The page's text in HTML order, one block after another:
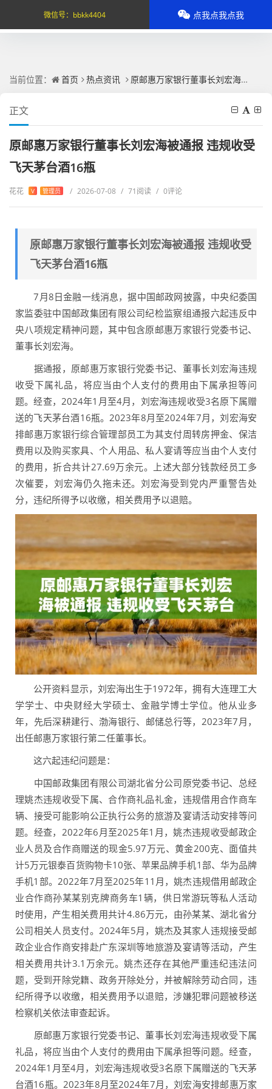
当前位置： 首页 热点资讯 原邮惠万家银行董事长刘宏海被通报 违规收受飞天茅台酒16瓶
正文
原邮惠万家银行董事长刘宏海被通报 违规收受
飞天茅台酒16瓶
花花 V 管理员 / 2026-07-08 / 71阅读 / 0评论
原邮惠万家银行董事长刘宏海被通报 违规收受
飞天茅台酒16瓶
7月8日金融一线消息，据中国邮政网披露，中央纪委国
家监委驻中国邮政集团有限公司纪检监察组通报六起违反中
央八项规定精神问题，其中包含原邮惠万家银行党委书记、
董事长刘宏海。
据通报，原邮惠万家银行党委书记、董事长刘宏海违规
收受下属礼品，将应当由个人支付的费用由下属承担等问
题。经查，2024年1月至4月，刘宏海违规收受3名原下属赠
送的飞天茅台酒16瓶。2023年8月至2024年7月，刘宏海安
排邮惠万家银行综合管理部员工为其支付周转房押金、保洁
费用以及购买家具、个人用品、私人宴请等应当由个人支付
的费用，折合共计27.69万余元。上述大部分钱款经员工多
次催要，刘宏海仍久拖未还。刘宏海受到党内严重警告处
分，违纪所得予以收缴，相关费用予以退赔。
公开资料显示，刘宏海出生于1972年，拥有大连理工大
学学士、中央财经大学硕士、金融学博士学位。他从业多
年，先后深耕建行、渤海银行、邮储总行等，2023年7月，
出任邮惠万家银行第二任董事长。
这六起违纪问题是：
中国邮政集团有限公司湖北省分公司原党委书记、总经
理姚杰违规收受下属、合作商礼品礼金，违规借用合作商车
辆、接受可能影响公正执行公务的旅游及宴请活动安排等问
题。经查，2022年6月至2025年1月，姚杰违规收受邮政企
业人员及合作商赠送的现金5.97万元、黄金200克、面值共
计5万元银泰百货购物卡10张、苹果品牌手机1部、华为品牌
手机1部。2022年7月至2025年11月，姚杰违规借用邮政企
业合作商孙某某别克牌商务车1辆，供日常游玩等私人活动
时使用，产生相关费用共计4.86万元，由孙某某、湖北省分
公司相关人员支付。2024年5月，姚杰及其家人违规接受邮
政企业合作商安排赴广东深圳等地旅游及宴请等活动，产生
相关费用共计3.1万余元。姚杰还存在其他严重违纪违法问
题，受到开除党籍、政务开除处分，并被解除劳动合同，违
纪所得予以收缴，相关费用予以退赔，涉嫌犯罪问题被移送
检察机关依法审查起诉。
原邮惠万家银行党委书记、董事长刘宏海违规收受下属
礼品，将应当由个人支付的费用由下属承担等问题。经查，
2024年1月至4月，刘宏海违规收受3名原下属赠送的飞天茅
台酒16瓶。2023年8月至2024年7月，刘宏海安排邮惠万家
微信号： bbkk4404 点我点我点我